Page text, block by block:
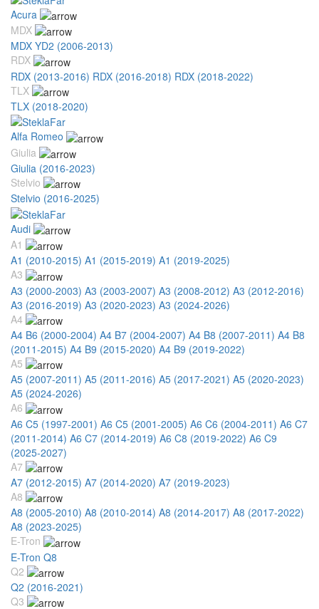
Acura
MDX
MDX YD2 (2006-2013)
RDX
RDX (2013-2016) RDX (2016-2018) RDX (2018-2022)
TLX
TLX (2018-2020)
Alfa Romeo
Giulia
Giulia (2016-2023)
Stelvio
Stelvio (2016-2025)
Audi
A1
A1 (2010-2015) A1 (2015-2019) A1 (2019-2025)
A3
A3 (2000-2003) A3 (2003-2007) A3 (2008-2012) A3 (2012-2016)
A3 (2016-2019) A3 (2020-2023) A3 (2024-2026)
A4
A4 B6 (2000-2004) A4 B7 (2004-2007) A4 B8 (2007-2011) A4 B8
(2011-2015) A4 B9 (2015-2020) A4 B9 (2019-2022)
A5
A5 (2007-2011) A5 (2011-2016) A5 (2017-2021) A5 (2020-2023)
A5 (2024-2026)
A6
A6 C5 (1997-2001) A6 C5 (2001-2005) A6 C6 (2004-2011) A6 C7
(2011-2014) A6 C7 (2014-2019) A6 C8 (2019-2022) A6 C9
(2025-2027)
A7
A7 (2012-2015) A7 (2014-2020) A7 (2019-2023)
A8
A8 (2005-2010) A8 (2010-2014) A8 (2014-2017) A8 (2017-2022)
A8 (2023-2025)
E-Tron
E-Tron Q8
Q2
Q2 (2016-2021)
Q3